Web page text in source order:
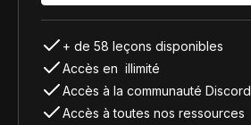
+ de 58 leçons disponibles
Accès en illimité
Accès à la communauté Discord
Accès à toutes nos ressources